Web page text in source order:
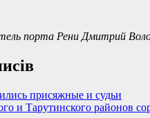
порта Рени Дмитрий
присяжные и судьи
и Тарутинского районов